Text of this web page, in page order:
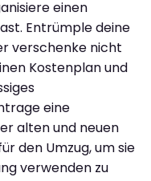
einen
Entrümple deine
verschenke nicht
Kostenplan und
eine
alten und neuen
den Umzug, um sie
verwenden zu